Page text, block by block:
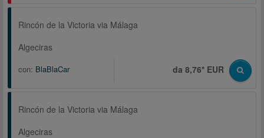
Rincón de la Victoria via Málaga
Algeciras
con: BlaBlaCar da 8,76* EUR
Rincón de la Victoria via Málaga
Algeciras